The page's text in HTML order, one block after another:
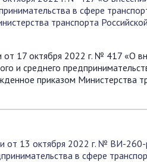
в сфере
транспорта
17 октября 2022 г. № 417 «О
и среднего
приказом Министерства
от 13 октября 2022 г. № ВИ-
в сфере